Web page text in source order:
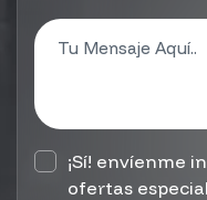
¡Sí! envíenme
ofertas